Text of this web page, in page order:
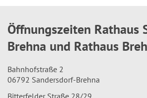
Öffnungszeiten Rathaus
Brehna und Rathaus
Bahnhofstraße 2
06792 Sandersdorf-Brehna